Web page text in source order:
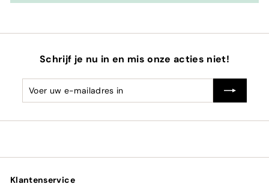
Schrijf je nu in en mis onze acties niet!
Voer
uw
Abonneren
Klantenservice